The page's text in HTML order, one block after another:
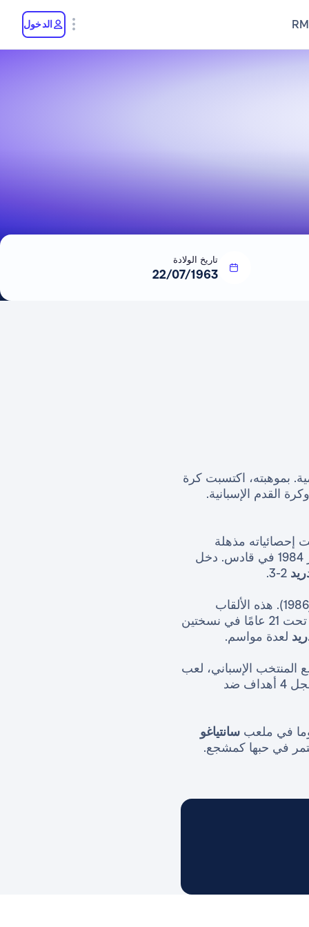
الدخول
تاريخ الولادة
22/07/1963
بموهبته، اكتسبت كرة
القدم الإسبانية.
مذهلة
دعاه للانضمام إلى الفريق الأول، حيث ظهر لأول مرة في 5 فبراير 1984 في قادس. دخل
كان لمشاركته دور حاسم في فوز الفريق بكأس الاتحاد الأوروبي مرتين متتاليتين (1985 و1986). هذه الألقاب
كأفضل لاعب تحت 21 عامًا في نسختين
لعدة مواسم.
69 مباراة وكان له لحظات لا تُنسى مثل كأس العالم في المكسيك 86، حيث سجل 4 أهداف ضد
سانتياغو
في حبها كمشجع.